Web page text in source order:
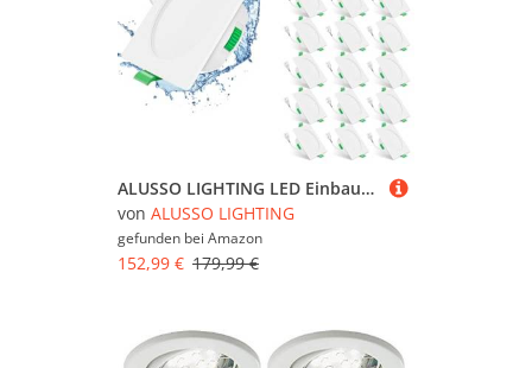
ALUSSO LIGHTING LED Einbaustrahler 230V Deckenspots flach Dimmbar 7W Ultra Slim Spots IP44 Deckenstrahler Einbauleuchten für Badezimmer Küche, 3000K/4000K/6500K Einbauspots, Quadrat Weiss 24er Set
von ALUSSO LIGHTING
gefunden bei Amazon
152,99 € 179,99 €